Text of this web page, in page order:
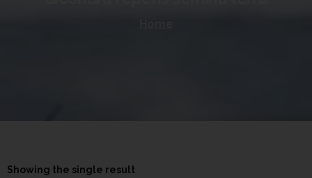
Showing the single result